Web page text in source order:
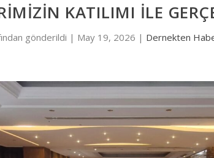
KATILIMI İLE
gönderildi | May 19, 2026 | Dernekten